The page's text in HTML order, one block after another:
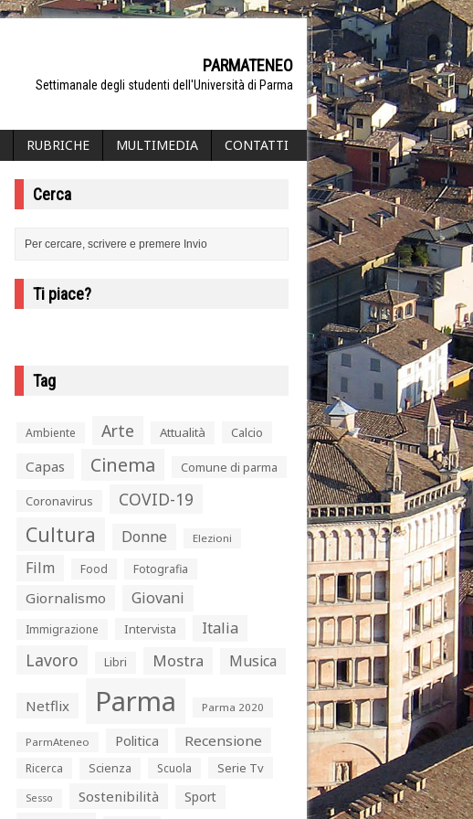
PARMATENEO
Settimanale degli studenti dell'Università di Parma
RUBRICHE MULTIMEDIA CONTATTI
Cerca
Ti piace?
Tag
Ambiente Arte Attualità Calcio
Capas Cinema Comune di parma
Coronavirus COVID-19
Cultura Donne Elezioni
Film Food Fotografia
Giornalismo Giovani
Immigrazione Intervista Italia
Lavoro Libri Mostra Musica
Netflix Parma Parma 2020
ParmAteneo Politica Recensione
Ricerca Scienza Scuola Serie Tv
Sesso Sostenibilità Sport